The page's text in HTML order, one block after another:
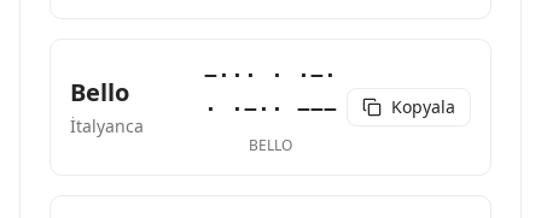
Bello
İtalyanca
−··· · ·−·
· ·−·· −−−
BELLO
Kopyala